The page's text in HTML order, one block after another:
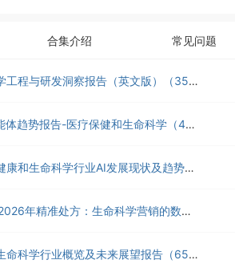
合集介绍 常见问题
凯捷：2026年生命科学工程与研发洞察报告（英文版）（35页）.pdf
谷歌云：2026年AI智能体趋势报告-医疗保健和生命科学（42页）.pdf
英伟达：2026年医疗健康和生命科学行业AI发展现状及趋势报告（15页）.pdf
Winterberry Group：2026年精准处方：生命科学营销的数据驱动未来白皮书（英文版）（28页）.pdf
毕马威：2026年中国生命科学行业概览及未来展望报告（65页）.pdf